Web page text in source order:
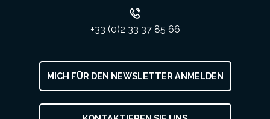
MICH FÜR DEN NEWSLETTER ANMELDEN
+33 (0)2 33 37 85 66